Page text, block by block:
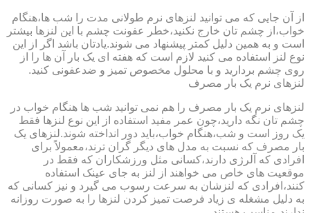
از آن جایی که می توانید لنزهای نرم طولانی مدت را شب ها،هنگام
خواب،از چشم تان خارج نکنید،خطر عفونت چشم با این لنزها بیشتر
است و به همین دلیل کمتر پیشنهاد می شوند.یادتان باشد اگر از این
نوع لنز استفاده می کنید لازم است که هفته ای یک بار آن ها را از
روی چشم بردارید و با محلول مخصوص تمیز و ضدعفونی کنید.
لنزهای نرم یک بار مصرف
لنزهای نرم یک بار مصرف را هم نمی توانید شب ها هنگام خواب در
چشم تان نگه دارید،چون عمر مفید استفاده از این نوع لنزها فقط
یک روز است و شب،هنگام خواب،باید دور انداخته شوند.لنزهای یک
بار مصرف که نسبت به مدل های دیگر گران ترند،معمولاً برای
افرادی که آلرژی دارند،کسانی مثل ورزشکاران که فقط در
موقعیت های خاص می خواهند از لنز به جای عینک استفاده
کنند،افرادی که لنزشان به سرعت رسوب می گیرد و نیز کسانی که
به دلیل مشغله ی زیاد فرصت تمیز کردن لنزها را به صورت روزانه